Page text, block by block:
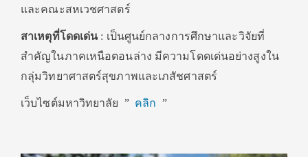
และคณะสหเวชศาสตร์
สาเหตุที่โดดเด่น: เป็นศูนย์กลางการศึกษาและวิจัยที่
สำคัญในภาคเหนือตอนล่าง มีความโดดเด่นอย่างสูงใน
กลุ่มวิทยาศาสตร์สุขภาพและเภสัชศาสตร์
เว็บไซต์มหาวิทยาลัย ” คลิก ”